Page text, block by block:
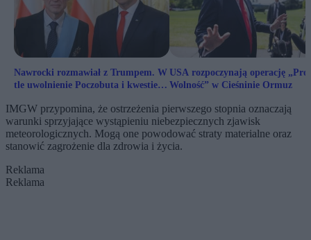
Nawrocki rozmawiał z Trumpem. W
tle uwolnienie Poczobuta i kwestie
USA rozpoczynają operację
Wolność” w Cieśninie Ormuz
IMGW przypomina, że ostrzeżenia pierwszego stopnia oznaczają
warunki sprzyjające wystąpieniu niebezpiecznych zjawisk
meteorologicznych. Mogą one powodować straty materialne oraz
stanowić zagrożenie dla zdrowia i życia.
Reklama
Reklama